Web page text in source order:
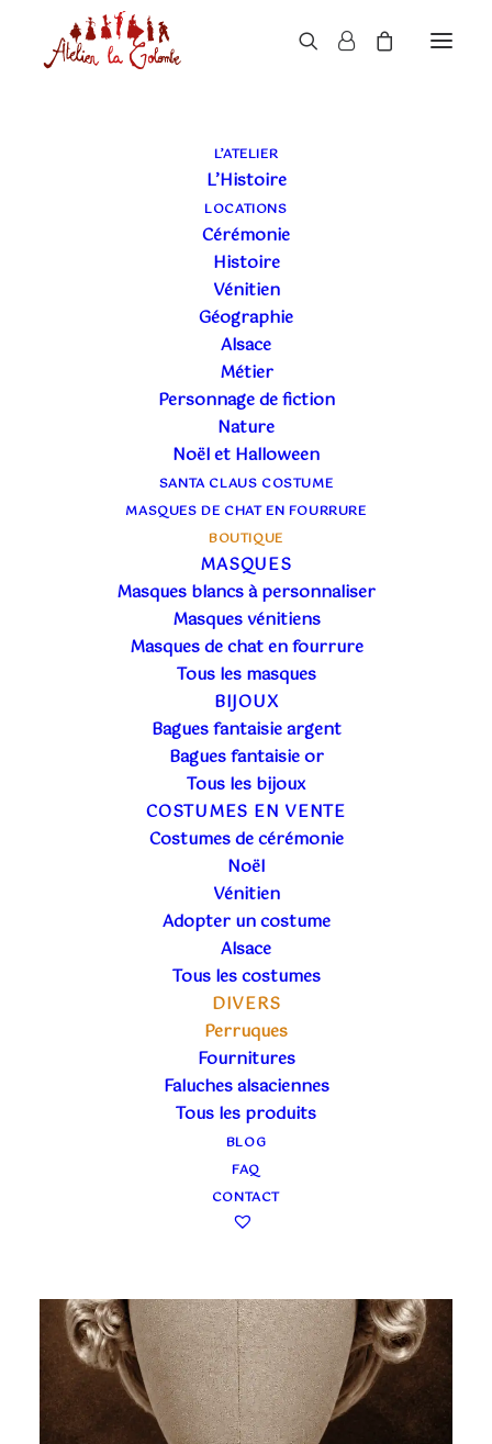
L’ATELIER
L’Histoire
LOCATIONS
Cérémonie
Histoire
Vénitien
Géographie
Alsace
Métier
Personnage de fiction
Nature
Noël et Halloween
SANTA CLAUS COSTUME
MASQUES DE CHAT EN FOURRURE
BOUTIQUE
MASQUES
Masques blancs à personnaliser
Masques vénitiens
Masques de chat en fourrure
Tous les masques
BIJOUX
Bagues fantaisie argent
Bagues fantaisie or
Tous les bijoux
COSTUMES EN VENTE
Costumes de cérémonie
Noël
Vénitien
Adopter un costume
Alsace
Tous les costumes
DIVERS
Perruques
Fournitures
Faluches alsaciennes
Tous les produits
BLOG
FAQ
CONTACT
COSTUMES EN VENTE
34 39 44
Filtrer les produits
6 résultats affichés